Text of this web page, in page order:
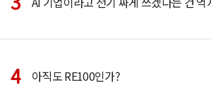
아직도 RE100인가?